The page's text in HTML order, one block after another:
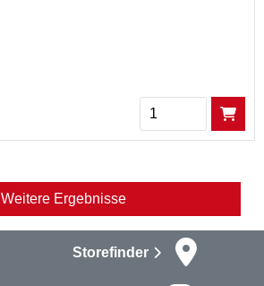
Menge
Weitere Ergebnisse
Storefinder